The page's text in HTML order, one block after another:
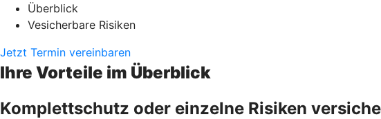
Überblick
Vesicherbare Risiken
Jetzt Termin vereinbaren
Ihre Vorteile im Überblick
Komplettschutz oder einzelne Risiken